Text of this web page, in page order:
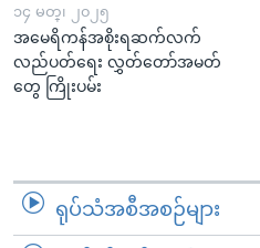
၁၄ မတ္၊ ၂၀၂၅
အမေရိကန်အစိုးရဆက်လက်
လည်ပတ်ရေး လွှတ်တော်အမတ်
တွေ ကြိုးပမ်း
ရုပ်သံအစီအစဉ်များ